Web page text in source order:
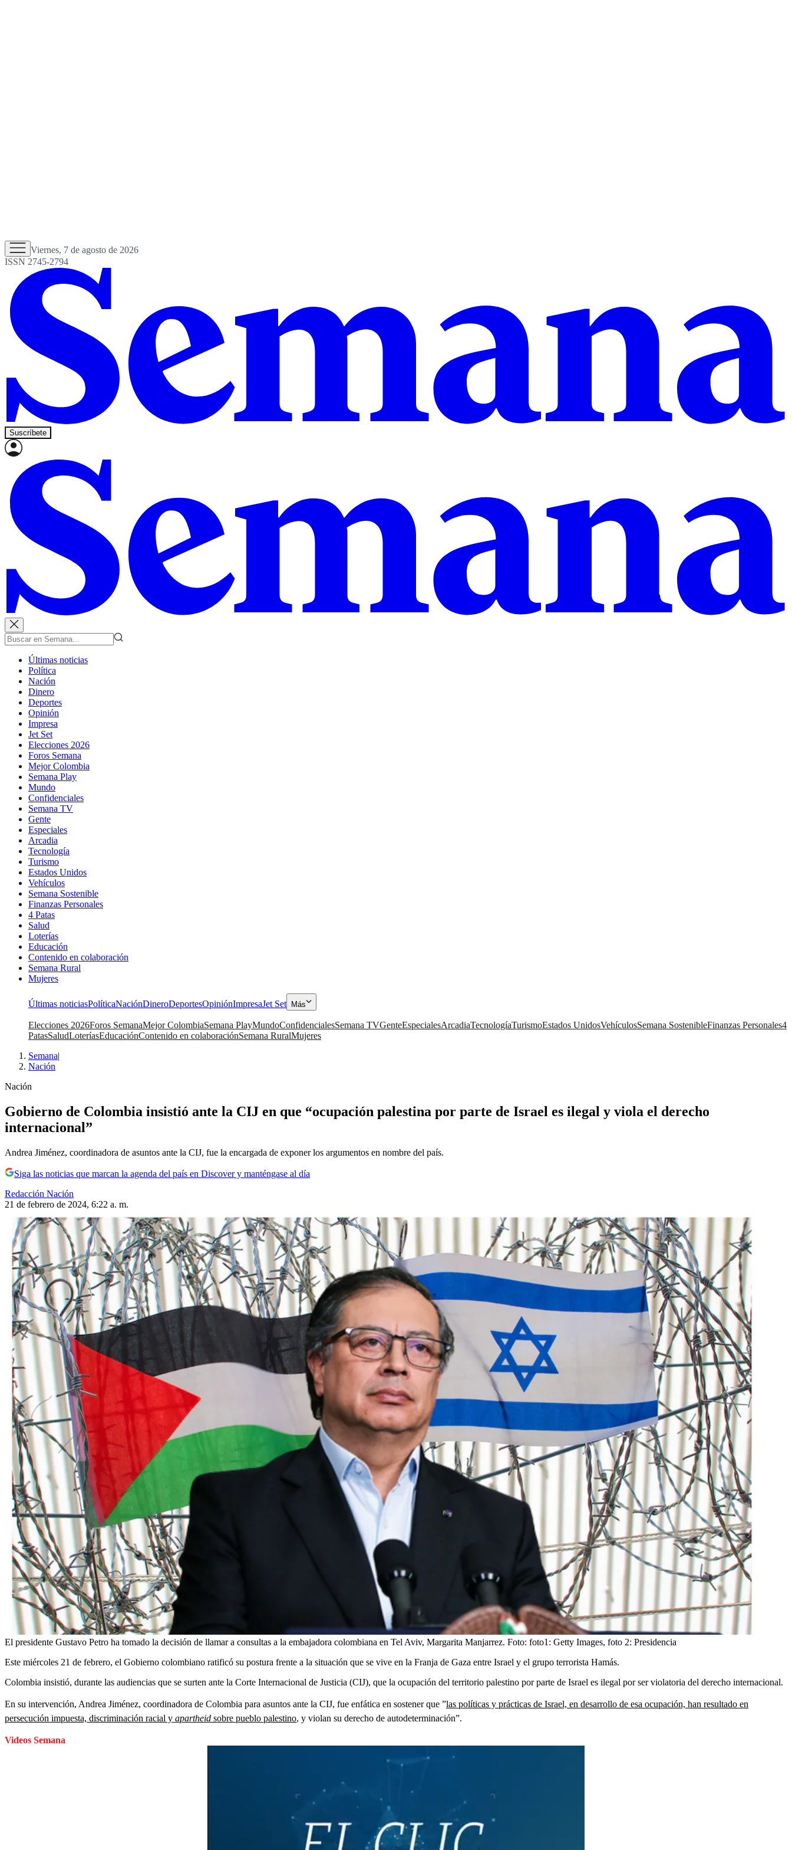
Viernes, 7 de agosto de 2026
ISSN 2745-2794
Suscríbete
Últimas noticias
Política
Nación
Dinero
Deportes
Opinión
Impresa
Jet Set
Elecciones 2026
Foros Semana
Mejor Colombia
Semana Play
Mundo
Confidenciales
Semana TV
Gente
Especiales
Arcadia
Tecnología
Turismo
Estados Unidos
Vehículos
Semana Sostenible
Finanzas Personales
4 Patas
Salud
Loterías
Educación
Contenido en colaboración
Semana Rural
Mujeres
Últimas noticiasPolíticaNaciónDineroDeportesOpiniónImpresaJet Set Más
Elecciones 2026Foros SemanaMejor ColombiaSemana PlayMundoConfidencialesSemana TVGenteEspecialesArcadiaTecnologíaTurismoEstados UnidosVehículosSemana SostenibleFinanzas Personales4
PatasSaludLoteríasEducaciónContenido en colaboraciónSemana RuralMujeres
Semana|
Nación
Nación
Gobierno de Colombia insistió ante la CIJ en que “ocupación palestina por parte de Israel es ilegal y viola el derecho
internacional”
Andrea Jiménez, coordinadora de asuntos ante la CIJ, fue la encargada de exponer los argumentos en nombre del país.
Siga las noticias que marcan la agenda del país en Discover y manténgase al día
Redacción Nación
21 de febrero de 2024, 6:22 a. m.
El presidente Gustavo Petro ha tomado la decisión de llamar a consultas a la embajadora colombiana en Tel Aviv, Margarita Manjarrez. Foto: foto1: Getty Images, foto 2: Presidencia
Este miércoles 21 de febrero, el Gobierno colombiano ratificó su postura frente a la situación que se vive en la Franja de Gaza entre Israel y el grupo terrorista Hamás.
Colombia insistió, durante las audiencias que se surten ante la Corte Internacional de Justicia (CIJ), que la ocupación del territorio palestino por parte de Israel es ilegal por ser violatoria del derecho internacional.
En su intervención, Andrea Jiménez, coordinadora de Colombia para asuntos ante la CIJ, fue enfática en sostener que ”las políticas y prácticas de Israel, en desarrollo de esa ocupación, han resultado en
persecución impuesta, discriminación racial y apartheid sobre pueblo palestino, y violan su derecho de autodeterminación”.
Videos Semana